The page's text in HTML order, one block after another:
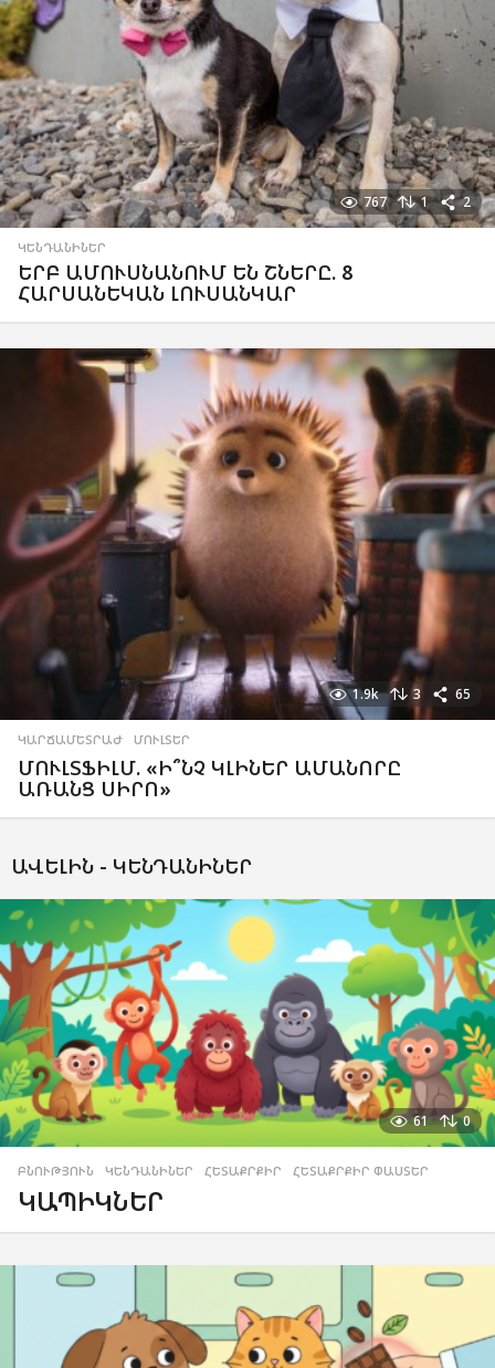
767 1 2
ԿԵՆԴԱՆԻՆԵՐ
ԵՐԲ ԱՄՈՒՍՆԱՆՈՒՄ ԵՆ ՇՆԵՐԸ. 8
ՀԱՐՍԱՆԵԿԱՆ ԼՈՒՍԱՆԿԱՐ
1.9k 3 65
ԿԱՐՃԱՄԵՏՐԱԺ ,ՄՈՒԼՏԵՐ
ՄՈՒԼՏՖԻԼՄ. «Ի՞ՆՉ ԿԼԻՆԵՐ ԱՄԱՆՈՐԸ
ԱՌԱՆՑ ՍԻՐՈ»
ԱՎԵԼԻՆ - ԿԵՆԴԱՆԻՆԵՐ
61 0
ԲՆՈՒԹՅՈՒՆ ,ԿԵՆԴԱՆԻՆԵՐ ,ՀԵՏԱՔՐՔԻՐ ,ՀԵՏԱՔՐՔԻՐ ՓԱՍՏԵՐ
ԿԱՊԻԿՆԵՐ